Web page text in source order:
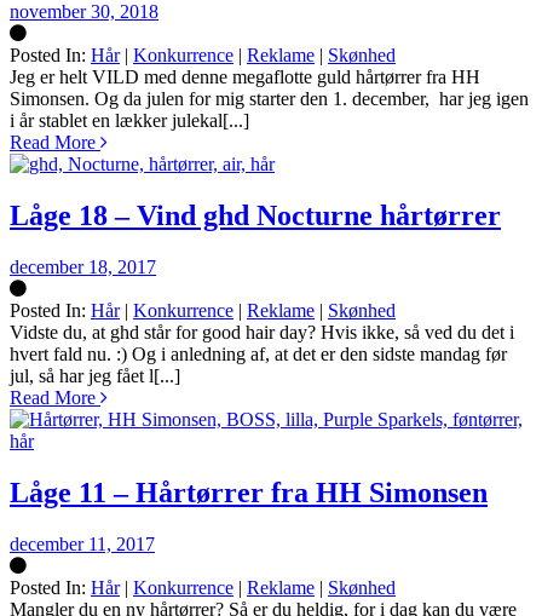
november 30, 2018
Posted In: Hår| Konkurrence | Reklame | Skønhed
Silke
Jeg er helt VILD med denne megaflotte guld hårtørrer fra HH
Simonsen. Og da julen for mig starter den 1. december, har jeg igen
i år stablet en lækker julekal[...]
Read More
Låge 18 – Vind ghd Nocturne hårtørrer
december 18, 2017
Posted In: Hår| Konkurrence | Reklame | Skønhed
Silke
Vidste du, at ghd står for good hair day? Hvis ikke, så ved du det i
hvert fald nu. :) Og i anledning af, at det er den sidste mandag før
jul, så har jeg fået l[...]
Read More
Låge 11 – Hårtørrer fra HH Simonsen
december 11, 2017
Posted In: Hår| Konkurrence | Reklame | Skønhed
Silke
Mangler du en ny hårtørrer? Så er du heldig, for i dag kan du være